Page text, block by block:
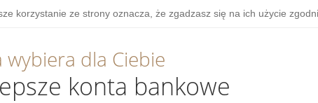
korzystanie ze strony oznacza, że zgadzasz się na ich użycie
wybiera dla Ciebie
konta bankowe